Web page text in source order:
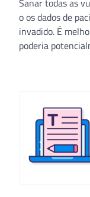
Sanar todas as
o os dados de
invadido. É
poderia